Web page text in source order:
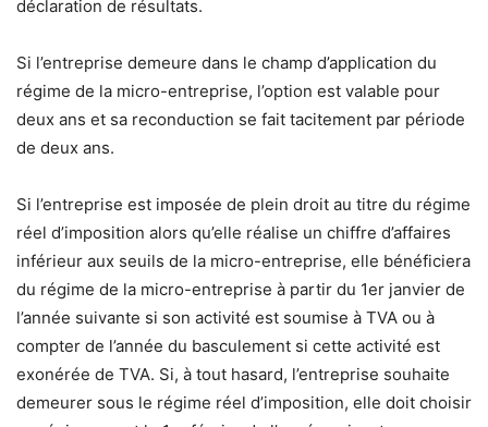
déclaration de résultats.
Si l’entreprise demeure dans le champ d’application du
régime de la micro-entreprise, l’option est valable pour
deux ans et sa reconduction se fait tacitement par période
de deux ans.
Si l’entreprise est imposée de plein droit au titre du régime
réel d’imposition alors qu’elle réalise un chiffre d’affaires
inférieur aux seuils de la micro-entreprise, elle bénéficiera
du régime de la micro-entreprise à partir du 1er janvier de
l’année suivante si son activité est soumise à TVA ou à
compter de l’année du basculement si cette activité est
exonérée de TVA. Si, à tout hasard, l’entreprise souhaite
demeurer sous le régime réel d’imposition, elle doit choisir